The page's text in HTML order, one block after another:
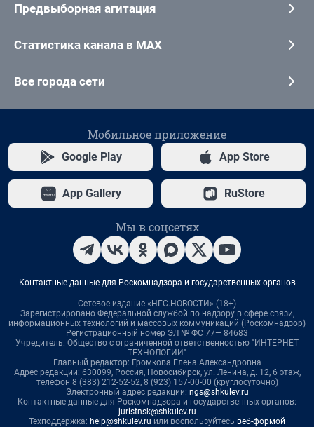
Предвыборная агитация
Статистика канала в MAX
Все города сети
Мобильное приложение
Google Play App Store
App Gallery RuStore
Мы в соцсетях
Контактные данные для Роскомнадзора и государственных органов
Сетевое издание «НГС.НОВОСТИ» (18+)
Зарегистрировано Федеральной службой по надзору в сфере связи,
информационных технологий и массовых коммуникаций (Роскомнадзор)
Регистрационный номер ЭЛ № ФС 77— 84683
Учредитель: Общество с ограниченной ответственностью "ИНТЕРНЕТ
ТЕХНОЛОГИИ"
Главный редактор: Громкова Елена Александровна
Адрес редакции: 630099, Россия, Новосибирск, ул. Ленина, д. 12, 6 этаж,
телефон 8 (383) 212-52-52, 8 (923) 157-00-00 (круглосуточно)
Электронный адрес редакции: ngs@shkulev.ru
Контактные данные для Роскомнадзора и государственных органов:
juristnsk@shkulev.ru
Техподдержка: help@shkulev.ru или воспользуйтесь веб-формой